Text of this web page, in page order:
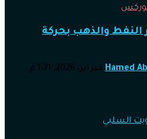
النفط والذهب بحركة
Hamed
السلبي